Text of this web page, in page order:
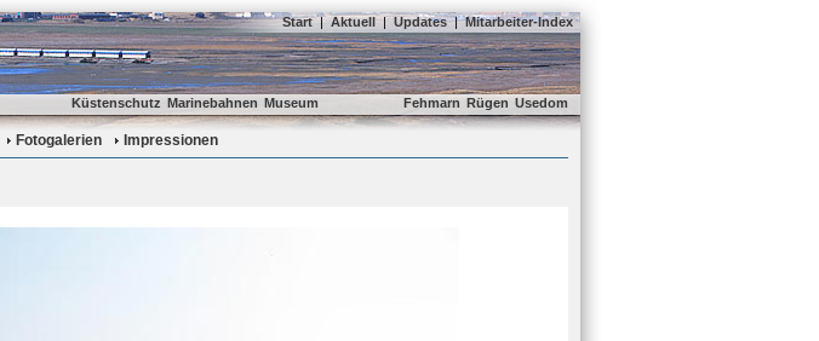
Start | Aktuell | Updates | Mitarbeiter-Index
Küstenschutz Marinebahnen Museum Fehmarn Rügen Usedom
Fotogalerien Impressionen